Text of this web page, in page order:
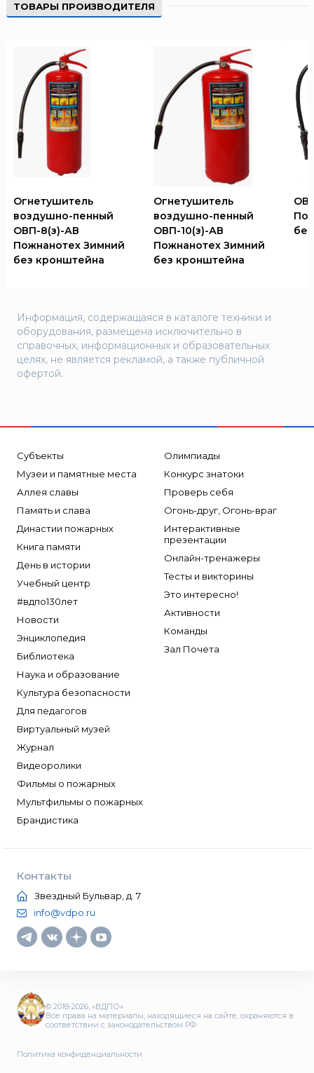
ТОВАРЫ ПРОИЗВОДИТЕЛЯ
Огнетушитель
воздушно-пенный
ОВП-8(з)-АВ
Пожнанотех Зимний
без кронштейна
Огнетушитель
воздушно-пенный
ОВП-10(з)-АВ
Пожнанотех Зимний
без кронштейна
Информация, содержащаяся в каталоге техники и
оборудования, размещена исключительно в
справочных, информационных и образовательных
целях, не является рекламой, а также публичной
офертой.
Субъекты
Музеи и памятные места
Аллея славы
Память и слава
Династии пожарных
Книга памяти
День в истории
Учебный центр
#вдпо130лет
Новости
Энциклопедия
Библиотека
Наука и образование
Культура безопасности
Для педагогов
Виртуальный музей
Журнал
Видеоролики
Фильмы о пожарных
Мультфильмы о пожарных
Брандистика
Олимпиады
Конкурс знатоки
Проверь себя
Огонь-друг, Огонь-враг
Интерактивные
презентации
Онлайн-тренажеры
Тесты и викторины
Это интересно!
Активности
Команды
Зал Почета
Контакты
Звездный Бульвар, д. 7
info@vdpo.ru
© 2018-2026, «ВДПО»
Все права на материалы, находящиеся на сайте, охраняются в
соответствии с законодательством РФ.
Политика конфиденциальности